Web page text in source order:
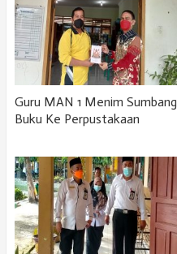
Guru MAN 1 Menim Sumbang
Buku Ke Perpustakaan